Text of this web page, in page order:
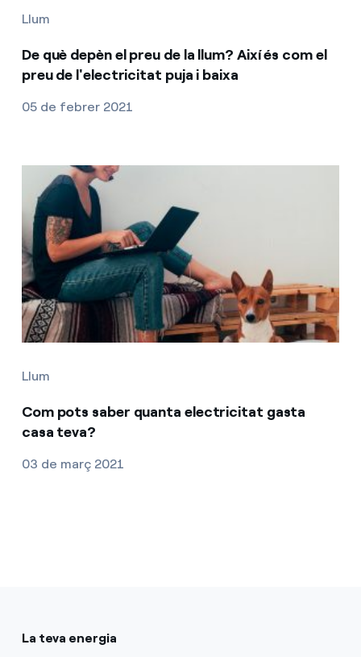
Llum
De què depèn el preu de la llum? Així és com el
preu de l'electricitat puja i baixa
05 de febrer 2021
Llum
Com pots saber quanta electricitat gasta
casa teva?
03 de març 2021
La teva energia